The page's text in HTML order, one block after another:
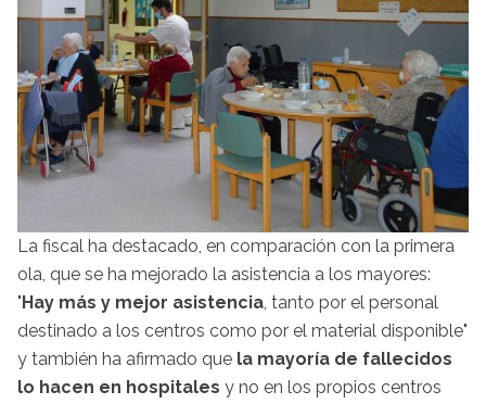
La fiscal ha destacado, en comparación con la primera
ola, que se ha mejorado la asistencia a los mayores:
" Hay más y mejor asistencia, tanto por el personal
destinado a los centros como por el material disponible"
y también ha afirmado que la mayoría de fallecidos
lo hacen en hospitales y no en los propios centros